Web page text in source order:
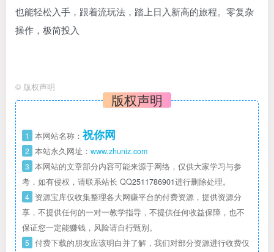
也能轻松入手，跟着流玩法，踏上日入新高的旅程。零复杂
操作，极简投入
© 版权声明
版权声明
1 本网站名称： 祝你网
2 本站永久网址： www.zhuniz.com
3 本网站的文章部分内容可能来源于网络，仅供大家学习与参
考，如有侵权，请联系站长 QQ2511786901进行删除处理。
4 资源宝库仅收集整理各大网赚平台的付费资源，提供资源分
享，不提供任何的一对一教学指导，不提供任何收益保障，也不
保证您一定能赚钱，风险请自行甄别。
5 付费下载的朋友应该明白并了解，我们对部分资源进行收费仅